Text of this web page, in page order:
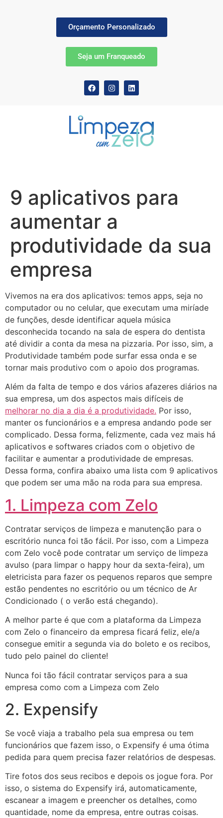
Orçamento Personalizado
Seja um Franqueado
9 aplicativos para
aumentar a
produtividade da sua
empresa
Vivemos na era dos aplicativos: temos apps, seja no
computador ou no celular, que executam uma miríade
de funções, desde identificar aquela música
desconhecida tocando na sala de espera do dentista
até dividir a conta da mesa na pizzaria. Por isso, sim, a
Produtividade também pode surfar essa onda e se
tornar mais produtivo com o apoio dos programas.
Além da falta de tempo e dos vários afazeres diários na
sua empresa, um dos aspectos mais difíceis de
melhorar no dia a dia é a produtividade. Por isso,
manter os funcionários e a empresa andando pode ser
complicado. Dessa forma, felizmente, cada vez mais há
aplicativos e softwares criados com o objetivo de
facilitar e aumentar a produtividade de empresas.
Dessa forma, confira abaixo uma lista com 9 aplicativos
que podem ser uma mão na roda para sua empresa.
1. Limpeza com Zelo
Contratar serviços de limpeza e manutenção para o
escritório nunca foi tão fácil. Por isso, com a Limpeza
com Zelo você pode contratar um serviço de limpeza
avulso (para limpar o happy hour da sexta-feira), um
eletricista para fazer os pequenos reparos que sempre
estão pendentes no escritório ou um técnico de Ar
Condicionado ( o verão está chegando).
A melhor parte é que com a plataforma da Limpeza
com Zelo o financeiro da empresa ficará feliz, ele/a
consegue emitir a segunda via do boleto e os recibos,
tudo pelo painel do cliente!
Nunca foi tão fácil contratar serviços para a sua
empresa como com a Limpeza com Zelo
2. Expensify
Se você viaja a trabalho pela sua empresa ou tem
funcionários que fazem isso, o Expensify é uma ótima
pedida para quem precisa fazer relatórios de despesas.
Tire fotos dos seus recibos e depois os jogue fora. Por
isso, o sistema do Expensify irá, automaticamente,
escanear a imagem e preencher os detalhes, como
quantidade, nome da empresa, entre outras coisas.